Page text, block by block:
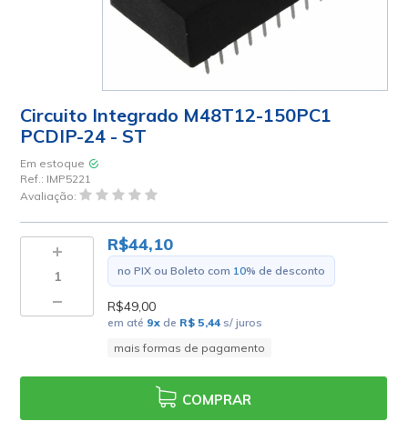
Circuito Integrado M48T12-150PC1
PCDIP-24 - ST
Em estoque
Ref.: IMP5221
Avaliação:
R$44,10
no PIX ou Boleto com 10% de desconto
R$49,00
em até 9x de R$ 5,44 s/ juros
mais formas de pagamento
COMPRAR